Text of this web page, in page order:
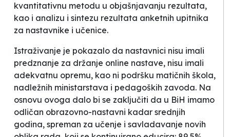
kvantitativnu metodu u objašnjavanju rezultata,
kao i analizu i sintezu rezultata anketnih upitnika
za nastavnike i učenice.
Istraživanje je pokazalo da nastavnici nisu imali
predznanje za držanje online nastave, nisu imali
adekvatnu opremu, kao ni podršku matičnih škola,
nadležnih ministarstava i pedagoških zavoda. Na
osnovu ovoga dalo bi se zaključiti da u BiH imamo
odličan obrazovno-nastavni kadar srednjih
godina, spreman za učenje i savladavanje novih